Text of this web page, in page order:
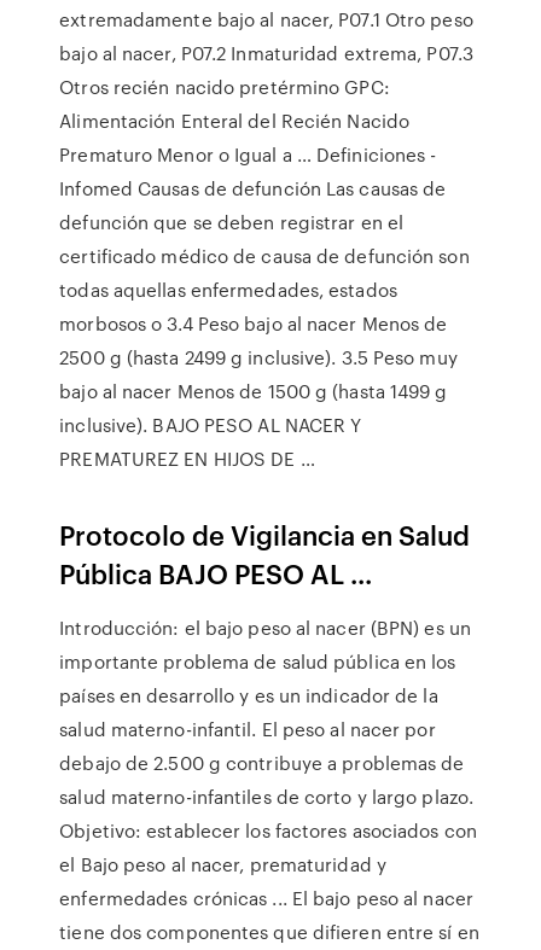
extremadamente bajo al nacer, P07.1 Otro peso
bajo al nacer, P07.2 Inmaturidad extrema, P07.3
Otros recién nacido pretérmino GPC:
Alimentación Enteral del Recién Nacido
Prematuro Menor o Igual a … Definiciones -
Infomed Causas de defunción Las causas de
defunción que se deben registrar en el
certificado médico de causa de defunción son
todas aquellas enfermedades, estados
morbosos o 3.4 Peso bajo al nacer Menos de
2500 g (hasta 2499 g inclusive). 3.5 Peso muy
bajo al nacer Menos de 1500 g (hasta 1499 g
inclusive). BAJO PESO AL NACER Y
PREMATUREZ EN HIJOS DE …
Protocolo de Vigilancia en Salud
Pública BAJO PESO AL ...
Introducción: el bajo peso al nacer (BPN) es un
importante problema de salud pública en los
países en desarrollo y es un indicador de la
salud materno-infantil. El peso al nacer por
debajo de 2.500 g contribuye a problemas de
salud materno-infantiles de corto y largo plazo.
Objetivo: establecer los factores asociados con
el Bajo peso al nacer, prematuridad y
enfermedades crónicas ... El bajo peso al nacer
tiene dos componentes que difieren entre sí en